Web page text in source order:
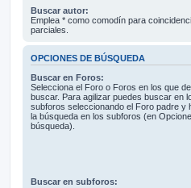
Buscar autor:
Emplea * como comodín para
parciales.
OPCIONES DE BÚSQUEDA
Buscar en Foros:
Selecciona el Foro o Foros en los que
buscar. Para agilizar puedes buscar en
subforos seleccionando el Foro padre y
la búsqueda en los subforos (en
búsqueda).
Buscar en subforos: